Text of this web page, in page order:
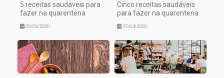
5 receitas saudáveis para
fazer na quarentena
05/05/2020
Cinco receitas saudáveis
para fazer na quarentena
27/04/2020